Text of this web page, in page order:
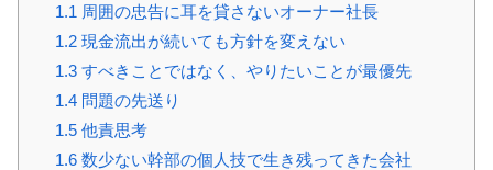
1.1 周囲の忠告に耳を貸さないオーナー社長
1.2現金流出が続いても方針を変えない
1.3すべきことではなく、やりたいことが最優先
1.4問題の先送り
1.5他責思考
1.6数少ない幹部の個人技で生き残ってきた会社